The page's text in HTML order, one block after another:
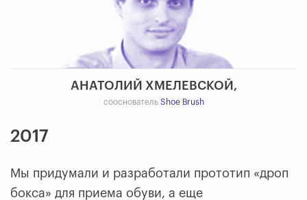
АНАТОЛИЙ ХМЕЛЕВСКОЙ,
сооснователь Shoe Brush
2017
Мы придумали и разработали прототип «дроп
бокса» для приема обуви, а еще